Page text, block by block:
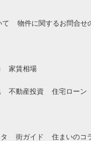
て 物件に関するお問合せ
家賃相場
不動産投資 住宅ローン
街ガイド 住まいのコ